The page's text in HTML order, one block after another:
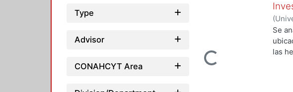
Type
Advisor
CONAHCYT Area Loading...
(
de
Se
las